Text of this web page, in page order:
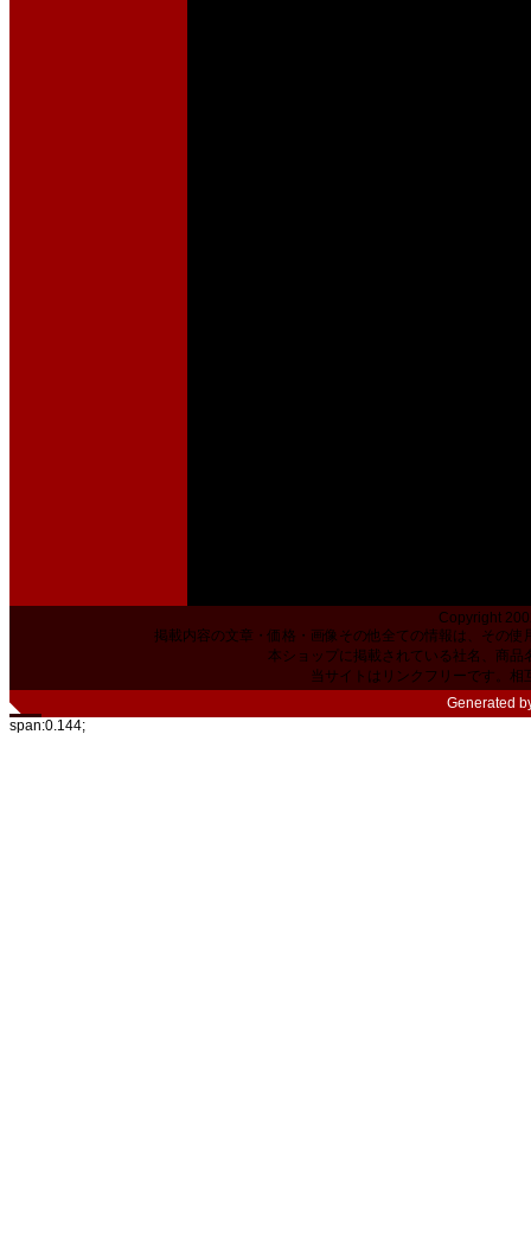
Copyright
掲載内容の文章・価格・画像その他全ての情報は、その
本ショップに掲載されている社名、商
当サイトはリンクフリーです。相
Generated
span:0.144;